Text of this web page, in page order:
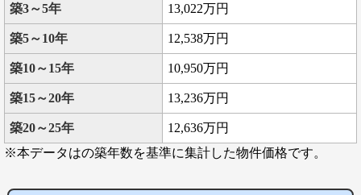
築3～5年 13,022万円
築5～10年 12,538万円
築10～15年 10,950万円
築15～20年 13,236万円
築20～25年
12,636万円
※本データはの築年数を基準に集計した物件価格です。